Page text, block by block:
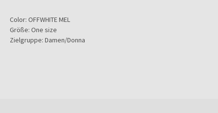
Color: OFFWHITE MEL
Größe: One size
Zielgruppe: Damen/Donna